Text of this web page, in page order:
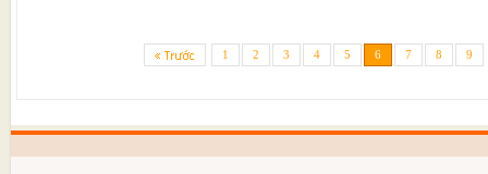
1 2 3 4 5 6 7 8 9